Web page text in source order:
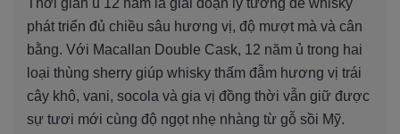
Thời gian ủ 12 năm là giai đoạn lý tưởng để whisky
phát triển đủ chiều sâu hương vị, độ mượt mà và cân
bằng. Với Macallan Double Cask, 12 năm ủ trong hai
loại thùng sherry giúp whisky thấm đẫm hương vị trái
cây khô, vani, socola và gia vị đồng thời vẫn giữ được
sự tươi mới cùng độ ngọt nhẹ nhàng từ gỗ sồi Mỹ.